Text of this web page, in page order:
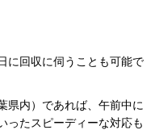
に回収に伺うことも可能で
県内）であれば、午前中に
ったスピーディーな対応も